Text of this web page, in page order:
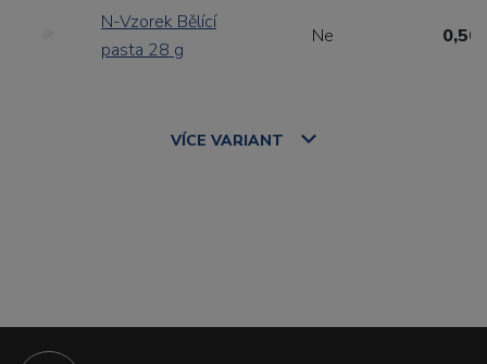
N-Vzorek Bělící
pasta 28 g
Ne 0,50
VÍCE VARIANT